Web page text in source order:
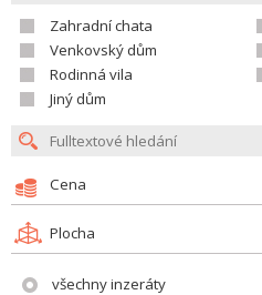
Zahradní chata
Venkovský dům
Rodinná vila
Jiný dům
Cena
Plocha
všechny inzeráty